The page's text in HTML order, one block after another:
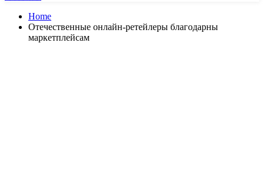
Home
Отечественные онлайн-ретейлеры благодарны
маркетплейсам